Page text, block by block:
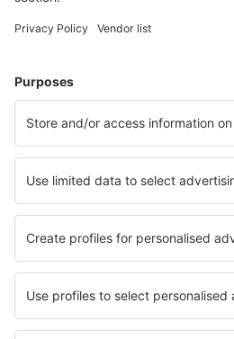
Cele mai căutate hoteluri
Hoteluri în Sevierville
Hoteluri în Panama City Beach
Hoteluri în Kissimmee Hoteluri în
Hoteluri în Brooklyn Hoteluri în
Cele mai bune hoteluri - orașe
Hoteluri în Pisagua Hoteluri în